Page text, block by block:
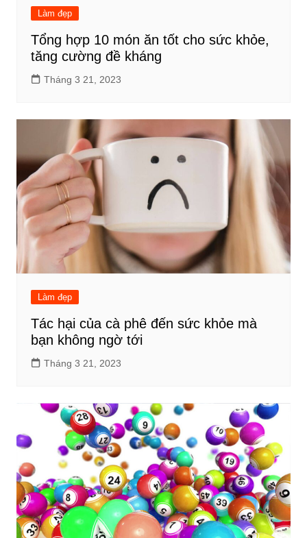
Làm đẹp
Tổng hợp 10 món ăn tốt cho sức khỏe,
tăng cường đề kháng
Tháng 3 21, 2023
Làm đẹp
Tác hại của cà phê đến sức khỏe mà
bạn không ngờ tới
Tháng 3 21, 2023